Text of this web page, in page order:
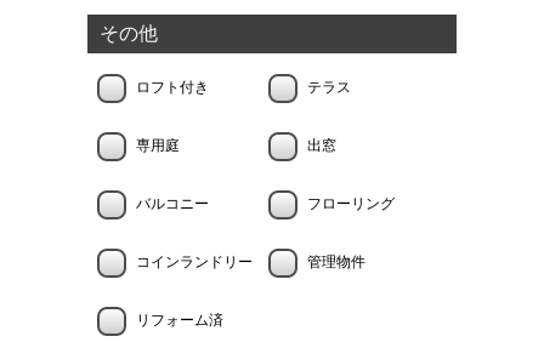
その他
ロフト付き テラス
専用庭 出窓
バルコニー フローリング
コインランドリー 管理物件
リフォーム済